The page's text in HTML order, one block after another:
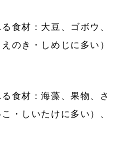
食材：大豆、ゴボウ、
のき・しめじに多い）
食材：海藻、果物、さ
・しいたけに多い）、